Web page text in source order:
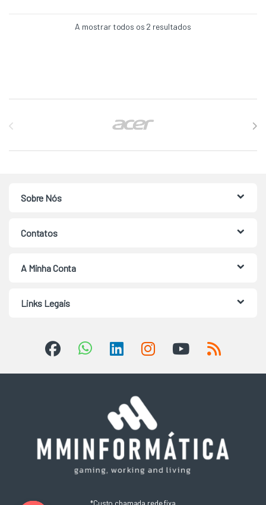
A mostrar todos os 2 resultados
Sobre Nós
Contatos
A Minha Conta
Links Legais
*Custo chamada rede fixa